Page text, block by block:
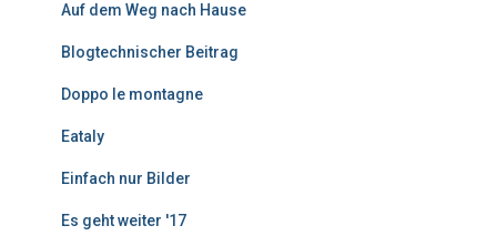
Auf dem Weg nach Hause
Blogtechnischer Beitrag
Doppo le montagne
Eataly
Einfach nur Bilder
Es geht weiter '17